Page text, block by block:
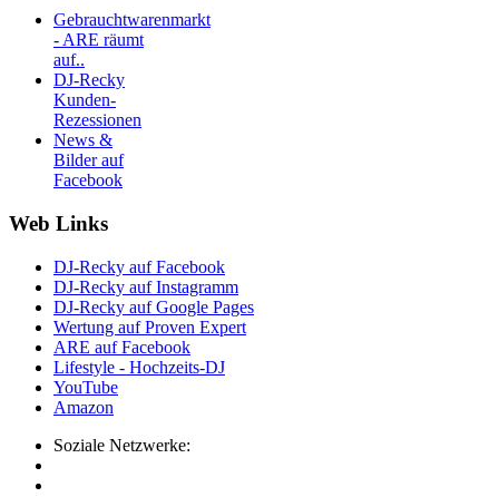
Gebrauchtwarenmarkt
- ARE räumt
auf..
DJ-Recky
Kunden-
Rezessionen
News &
Bilder auf
Facebook
Web Links
DJ-Recky auf Facebook
DJ-Recky auf Instagramm
DJ-Recky auf Google Pages
Wertung auf Proven Expert
ARE auf Facebook
Lifestyle - Hochzeits-DJ
YouTube
Amazon
Soziale Netzwerke: